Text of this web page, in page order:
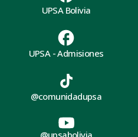
UPSA Bolivia
UPSA - Admisiones
@comunidadupsa